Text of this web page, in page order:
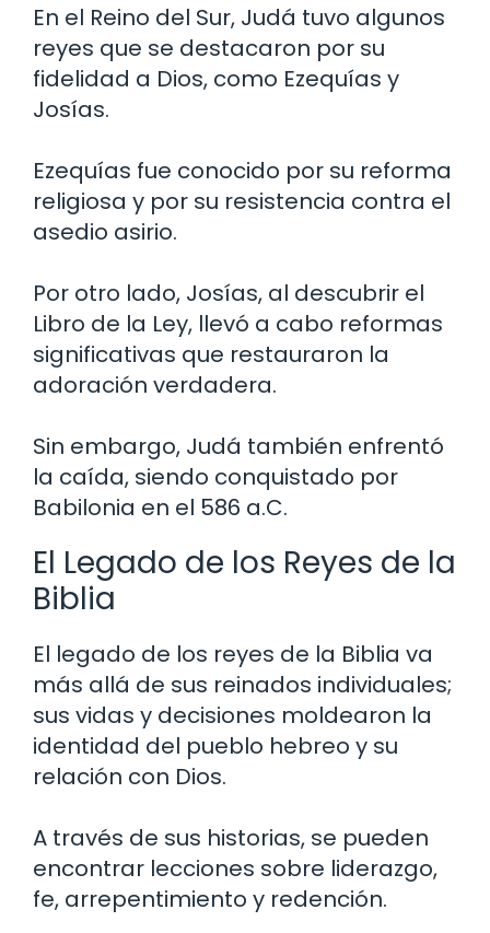
En el Reino del Sur, Judá tuvo algunos
reyes que se destacaron por su
fidelidad a Dios, como Ezequías y
Josías.
Ezequías fue conocido por su reforma
religiosa y por su resistencia contra el
asedio asirio.
Por otro lado, Josías, al descubrir el
Libro de la Ley, llevó a cabo reformas
significativas que restauraron la
adoración verdadera.
Sin embargo, Judá también enfrentó
la caída, siendo conquistado por
Babilonia en el 586 a.C.
El Legado de los Reyes de la
Biblia
El legado de los reyes de la Biblia va
más allá de sus reinados individuales;
sus vidas y decisiones moldearon la
identidad del pueblo hebreo y su
relación con Dios.
A través de sus historias, se pueden
encontrar lecciones sobre liderazgo,
fe, arrepentimiento y redención.